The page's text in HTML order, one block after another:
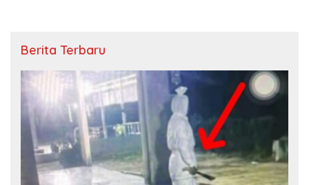
Berita Terbaru